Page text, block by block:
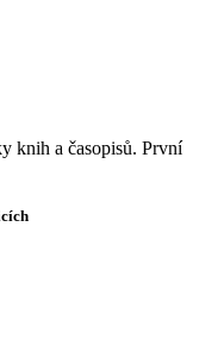
knih a časopisů. První